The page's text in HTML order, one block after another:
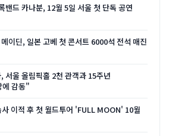
밴드 카나분, 12월 5일 서울 첫 단독 공연
이딘, 일본 고베 첫 콘서트 6000석 전석 매진
서울 올림픽홀 2천 관객과 15주년
감동"
이적 후 첫 월드투어 'FULL MOON' 10월